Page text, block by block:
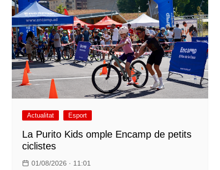
Actualitat Esport
La Purito Kids omple Encamp de petits
ciclistes
01/08/2026 · 11:01